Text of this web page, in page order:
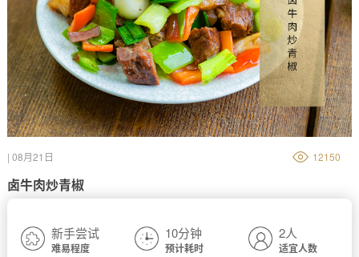
12150
| 08月21日
卤牛肉炒青椒
新手尝试
难易程度
10分钟
预计耗时
2人
适宜人数